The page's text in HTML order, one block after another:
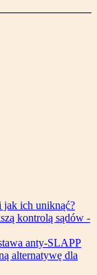
jak ich uniknąć?
kontrolą sądów -
anty-SLAPP
alternatywę dla